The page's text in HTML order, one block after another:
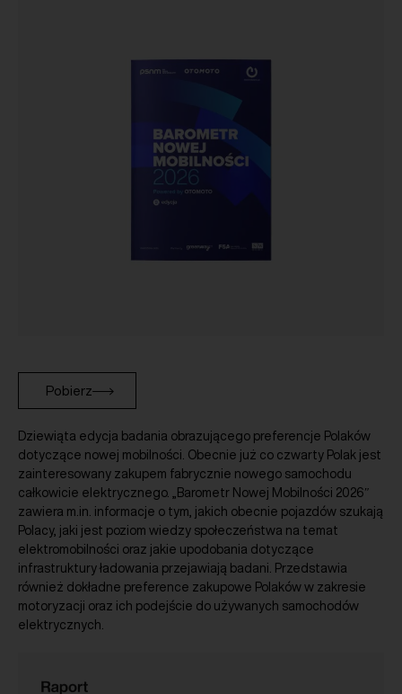
Pobierz
Dziewiąta edycja badania obrazującego preferencje Polaków
dotyczące nowej mobilności. Obecnie już co czwarty Polak jest
zainteresowany zakupem fabrycznie nowego samochodu
całkowicie elektrycznego. „Barometr Nowej Mobilności 2026″
zawiera m.in. informacje o tym, jakich obecnie pojazdów szukają
Polacy, jaki jest poziom wiedzy społeczeństwa na temat
elektromobilności oraz jakie upodobania dotyczące
infrastruktury ładowania przejawiają badani. Przedstawia
również dokładne preference zakupowe Polaków w zakresie
motoryzacji oraz ich podejście do używanych samochodów
elektrycznych.